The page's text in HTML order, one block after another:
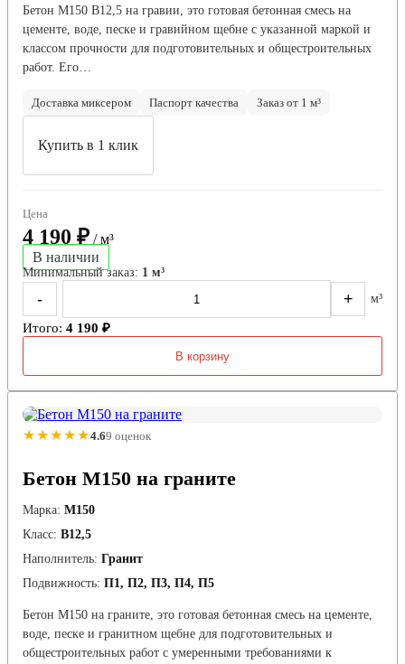
Бетон М150 В12,5 на гравии, это готовая бетонная смесь на
цементе, воде, песке и гравийном щебне с указанной маркой и
классом прочности для подготовительных и общестроительных
работ. Его…
Доставка миксером Паспорт качества Заказ от 1 м³
Купить в 1 клик
Цена
4 190 ₽ / м³
В наличии
Минимальный заказ: 1 м³
- + м³
Итого: 4 190 ₽
В корзину
★★★★★4.69 оценок
Бетон М150 на граните
Марка: М150
Класс: В12,5
Наполнитель: Гранит
Подвижность: П1, П2, П3, П4, П5
Бетон М150 на граните, это готовая бетонная смесь на цементе,
воде, песке и гранитном щебне для подготовительных и
общестроительных работ с умеренными требованиями к